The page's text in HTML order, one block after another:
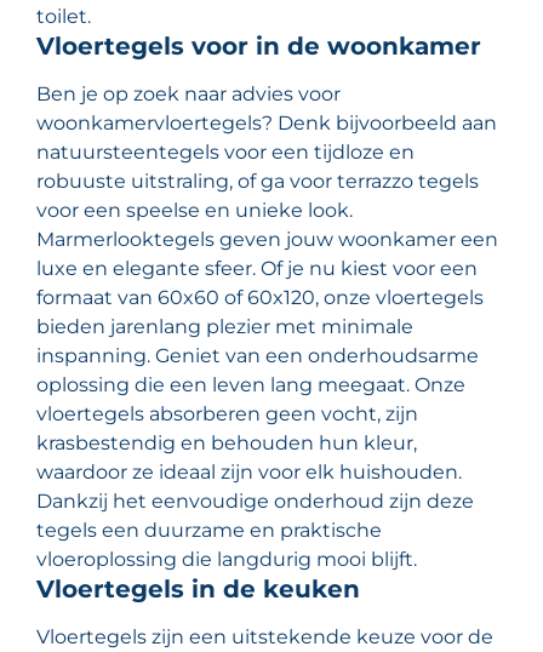
toilet.
Vloertegels voor in de woonkamer
Ben je op zoek naar advies voor
woonkamervloertegels? Denk bijvoorbeeld aan
natuursteentegels voor een tijdloze en
robuuste uitstraling, of ga voor terrazzo tegels
voor een speelse en unieke look.
Marmerlooktegels geven jouw woonkamer een
luxe en elegante sfeer. Of je nu kiest voor een
formaat van 60x60 of 60x120, onze vloertegels
bieden jarenlang plezier met minimale
inspanning. Geniet van een onderhoudsarme
oplossing die een leven lang meegaat. Onze
vloertegels absorberen geen vocht, zijn
krasbestendig en behouden hun kleur,
waardoor ze ideaal zijn voor elk huishouden.
Dankzij het eenvoudige onderhoud zijn deze
tegels een duurzame en praktische
vloeroplossing die langdurig mooi blijft.
Vloertegels in de keuken
Vloertegels zijn een uitstekende keuze voor de